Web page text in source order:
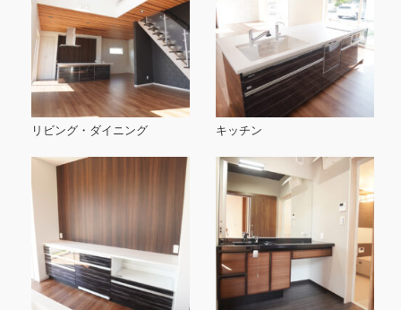
リビング・ダイニング キッチン